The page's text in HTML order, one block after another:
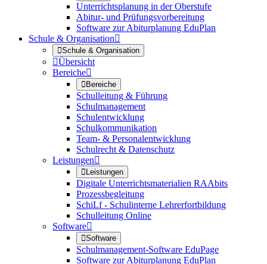
Unterrichtsplanung in der Oberstufe
Abitur- und Prüfungsvorbereitung
Software zur Abiturplanung EduPlan
Schule & Organisation
Schule & Organisation
Übersicht
Bereiche
Bereiche
Schulleitung & Führung
Schulmanagement
Schulentwicklung
Schulkommunikation
Team- & Personalentwicklung
Schulrecht & Datenschutz
Leistungen
Leistungen
Digitale Unterrichtsmaterialien RAAbits
Prozessbegleitung
SchiLf - Schulinterne Lehrerfortbildung
Schulleitung Online
Software
Software
Schulmanagement-Software EduPage
Software zur Abiturplanung EduPlan